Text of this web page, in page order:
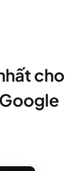
cho